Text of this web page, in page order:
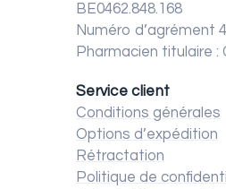
BE0462.848.168
Numéro d’agrément
Pharmacien titulaire
Service client
Conditions générales
Options d’expédition
Rétractation
Politique de